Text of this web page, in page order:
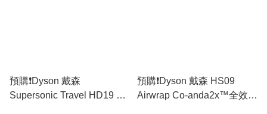
預購❗️Dyson 戴森
Supersonic Travel HD19 旅
預購❗️Dyson 戴森 HS09
Airwrap Co-anda2x™全效吹